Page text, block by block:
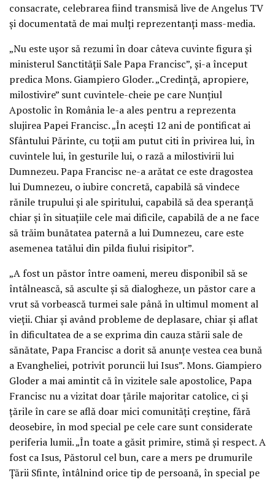
consacrate, celebrarea fiind transmisă live de Angelus TV
și documentată de mai mulți reprezentanți mass-media.
„Nu este ușor să rezumi în doar câteva cuvinte figura și
ministerul Sanctității Sale Papa Francisc”, și-a început
predica Mons. Giampiero Gloder. „Credință, apropiere,
milostivire” sunt cuvintele-cheie pe care Nunțiul
Apostolic în România le-a ales pentru a reprezenta
slujirea Papei Francisc. „În acești 12 ani de pontificat ai
Sfântului Părinte, cu toții am putut citi în privirea lui, în
cuvintele lui, în gesturile lui, o rază a milostivirii lui
Dumnezeu. Papa Francisc ne-a arătat ce este dragostea
lui Dumnezeu, o iubire concretă, capabilă să vindece
rănile trupului și ale spiritului, capabilă să dea speranță
chiar și în situațiile cele mai dificile, capabilă de a ne face
să trăim bunătatea paternă a lui Dumnezeu, care este
asemenea tatălui din pilda fiului risipitor”.
„A fost un păstor între oameni, mereu disponibil să se
întâlnească, să asculte și să dialogheze, un păstor care a
vrut să vorbească turmei sale până în ultimul moment al
vieții. Chiar și având probleme de deplasare, chiar și aflat
în dificultatea de a se exprima din cauza stării sale de
sănătate, Papa Francisc a dorit să anunțe vestea cea bună
a Evangheliei, potrivit poruncii lui Isus”. Mons. Giampiero
Gloder a mai amintit că în vizitele sale apostolice, Papa
Francisc nu a vizitat doar țările majoritar catolice, ci și
țările în care se află doar mici comunități creștine, fără
deosebire, în mod special pe cele care sunt considerate
periferia lumii. „În toate a găsit primire, stimă și respect. A
fost ca Isus, Păstorul cel bun, care a mers pe drumurile
Țării Sfinte, întâlnind orice tip de persoană, în special pe